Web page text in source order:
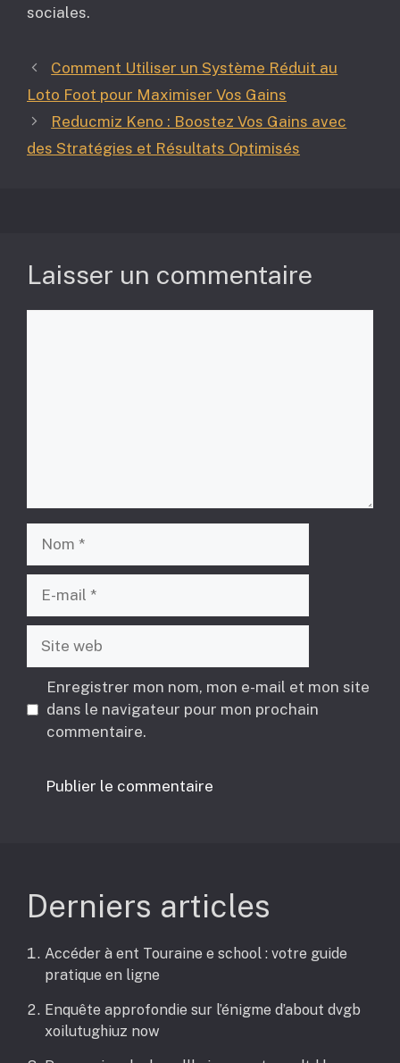
sociales.
Comment Utiliser un Système Réduit au
Loto Foot pour Maximiser Vos Gains
Reducmiz Keno : Boostez Vos Gains avec
des Stratégies et Résultats Optimisés
Laisser un commentaire
mail
web
Enregistrer mon nom, mon e-mail et mon site
dans le navigateur pour mon prochain
commentaire.
Derniers articles
Accéder à ent Touraine e school : votre guide
pratique en ligne
Enquête approfondie sur l’énigme d’about dvgb
xoilutughiuz now